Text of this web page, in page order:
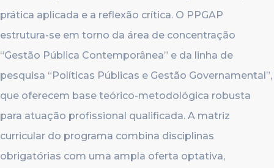
prática aplicada e a reflexão crítica. O PPGAP
estrutura-se em torno da área de concentração
“Gestão Pública Contemporânea” e da linha de
pesquisa “Políticas Públicas e Gestão Governamental”,
que oferecem base teórico-metodológica robusta
para atuação profissional qualificada. A matriz
curricular do programa combina disciplinas
obrigatórias com uma ampla oferta optativa,